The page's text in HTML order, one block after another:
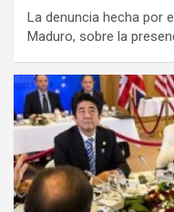
La denuncia hecha por
Maduro, sobre la